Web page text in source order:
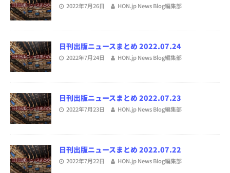
2022年7月26日 HON.jp News Blog編集部
日刊出版ニュースまとめ 2022.07.24
2022年7月24日 HON.jp News Blog編集部
日刊出版ニュースまとめ 2022.07.23
2022年7月23日 HON.jp News Blog編集部
日刊出版ニュースまとめ 2022.07.22
2022年7月22日 HON.jp News Blog編集部